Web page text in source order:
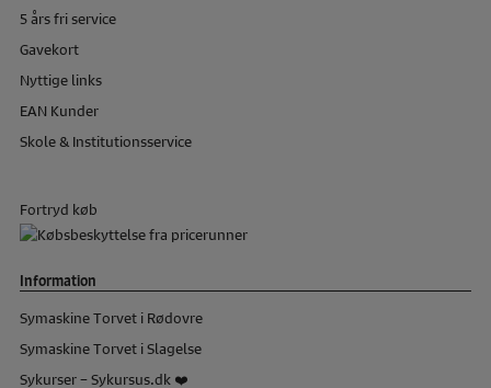
5 års fri service
Gavekort
Nyttige links
EAN Kunder
Skole & Institutionsservice
Fortryd køb
Information
Symaskine Torvet i Rødovre
Symaskine Torvet i Slagelse
Sykurser – Sykursus.dk ❤️